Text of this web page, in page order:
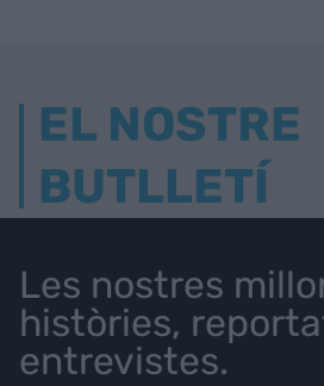
EL NOSTRE
BUTLLETÍ
Les nostres
històries,
entrevistes.